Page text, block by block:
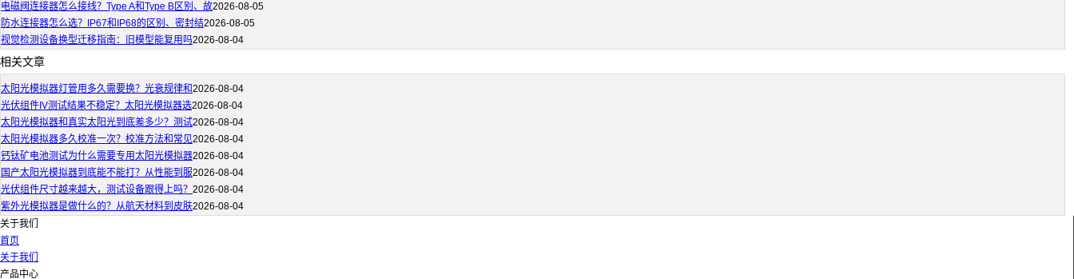
电磁阀连接器怎么接线？Type A和Type B区别、故2026-08-05
防水连接器怎么选？IP67和IP68的区别、密封结2026-08-05
视觉检测设备换型迁移指南：旧模型能复用吗2026-08-04
相关文章
太阳光模拟器灯管用多久需要换？光衰规律和2026-08-04
光伏组件IV测试结果不稳定？太阳光模拟器选2026-08-04
太阳光模拟器和真实太阳光到底差多少？测试2026-08-04
太阳光模拟器多久校准一次？校准方法和常见2026-08-04
钙钛矿电池测试为什么需要专用太阳光模拟器2026-08-04
国产太阳光模拟器到底能不能打？从性能到服2026-08-04
光伏组件尺寸越来越大，测试设备跟得上吗？ 2026-08-04
紫外光模拟器是做什么的？从航天材料到皮肤2026-08-04
关于我们
首页
关于我们
产品中心